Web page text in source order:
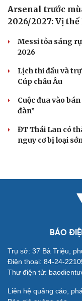
Cải chính
BÓNG ĐÁ VIỆT
Nhận định ĐT
Lịch thi đấu và
ĐT Việt Nam
Tin bóng đá 6-8:
Định ngay ở trận
BÓNG ĐÁ
Arsenal trước
Messi tỏa sáng
2026
Lịch thi đấu và